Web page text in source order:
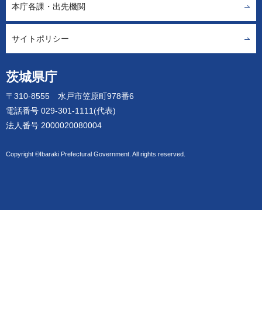
茨城県庁
〒310-8555 水戸市笠原町978番6
電話番号 029-301-1111(代表)
法人番号 2000020080004
Copyright ©Ibaraki Prefectural Government. All rights reserved.
本庁各課・出先機関
サイトポリシー